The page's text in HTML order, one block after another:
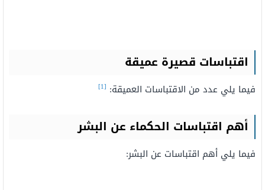
اقتباسات قصيرة عميقة
فيما يلي عدد من الاقتباسات العميقة: [1]
أهم اقتباسات الحكماء عن البشر
فيما يلي أهم اقتباسات عن البشر: